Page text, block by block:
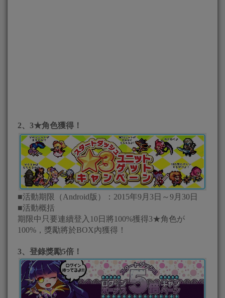
2、3★角色獲得！
■活動期限（Android版）：2015年9月3日～9月30日
■活動概括
期限中只要連續登入10日將100%獲得3★角色が
100%，獎勵將於BOX內獲得！
3、登錄獎勵5倍！